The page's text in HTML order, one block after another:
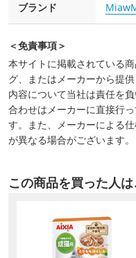
ブランド
＜免責事項＞
本サイトに掲載されている
グ、またはメーカーから提
内容について当社は責任を
合わせはメーカーに直接行
す。また、メーカーによる
が異なる場合がございます。
この商品を買った人